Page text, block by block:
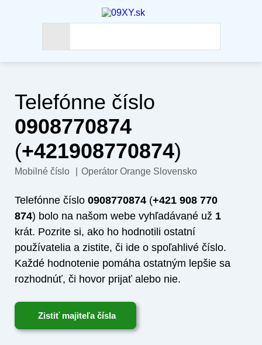
Telefónne číslo
0908770874
(+421908770874)
Mobilné číslo Operátor Orange Slovensko
Telefónne číslo 0908770874(+421 908 770
874) bolo na našom webe vyhľadávané už 1
krát. Pozrite si, ako ho hodnotili ostatní
používatelia a zistite, či ide o spoľahlivé číslo.
Každé hodnotenie pomáha ostatným lepšie sa
rozhodnúť, či hovor prijať alebo nie.
Zistiť majiteľa čísla